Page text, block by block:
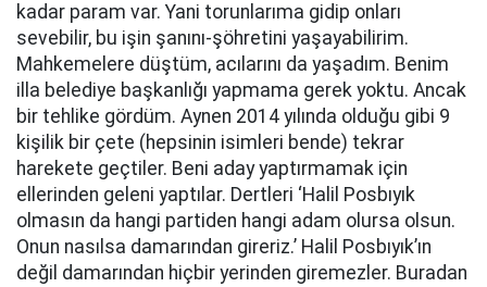
kadar param var. Yani torunlarıma gidip onları
sevebilir, bu işin şanını-şöhretini yaşayabilirim.
Mahkemelere düştüm, acılarını da yaşadım. Benim
illa belediye başkanlığı yapmama gerek yoktu. Ancak
bir tehlike gördüm. Aynen 2014 yılında olduğu gibi 9
kişilik bir çete (hepsinin isimleri bende) tekrar
harekete geçtiler. Beni aday yaptırmamak için
ellerinden geleni yaptılar. Dertleri ‘Halil Posbıyık
olmasın da hangi partiden hangi adam olursa olsun.
Onun nasılsa damarından gireriz.’ Halil Posbıyık’ın
değil damarından hiçbir yerinden giremezler. Buradan